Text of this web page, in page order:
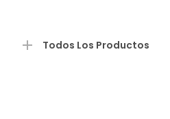
Todos Los Productos